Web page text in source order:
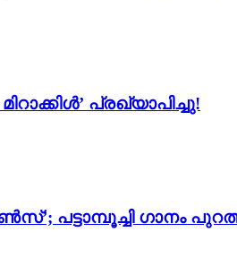
പ്രഖ്യാപിച്ചു!
ഗാനം